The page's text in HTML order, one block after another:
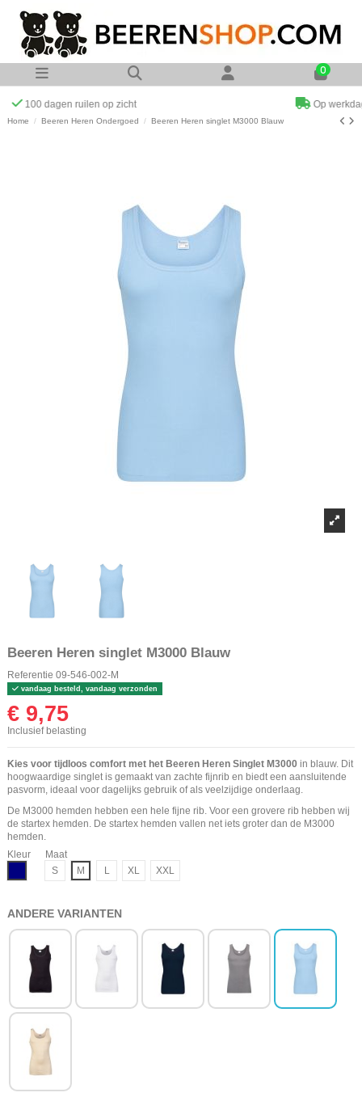
0
Op werkdagen voor 23:00 uur besteld zelfde dag verzonden
Home Beeren Heren Ondergoed Beeren Heren singlet M3000 Blauw
Beeren Heren singlet M3000 Blauw
Referentie 09-546-002-M
vandaag besteld, vandaag verzonden
€ 9,75
Inclusief belasting
Kies voor tijdloos comfort met het Beeren Heren Singlet M3000 in blauw. Dit
hoogwaardige singlet is gemaakt van zachte fijnrib en biedt een aansluitende
pasvorm, ideaal voor dagelijks gebruik of als veelzijdige onderlaag.
De M3000 hemden hebben een hele fijne rib. Voor een grovere rib hebben wij
de startex hemden. De startex hemden vallen net iets groter dan de M3000
hemden.
Kleur
Maat
S
M L XL XXL
ANDERE VARIANTEN